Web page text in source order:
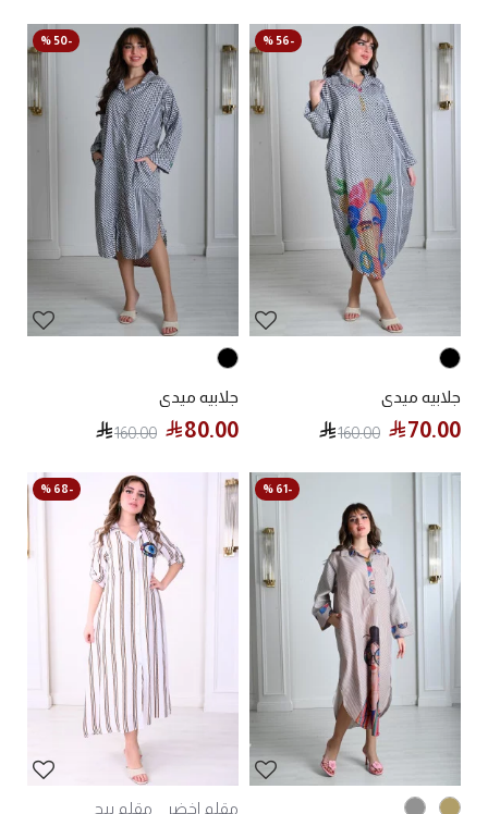
-56 %
جلابيه ميدي
70.00
160.00
-50 %
جلابيه ميدي
80.00
160.00
-61 %
-68 %
مقلم اخضر
مقلم بيج